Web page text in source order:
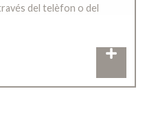
del telèfon o del